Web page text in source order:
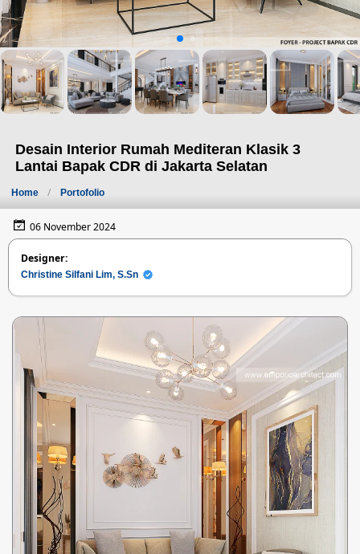
Desain Interior Rumah Mediteran Klasik 3
Lantai Bapak CDR di Jakarta Selatan
Home Portofolio
06 November 2024
Designer:
Christine Silfani Lim, S.Sn